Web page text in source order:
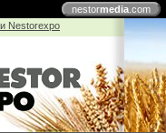
nestormedia.com
Nestorexpo